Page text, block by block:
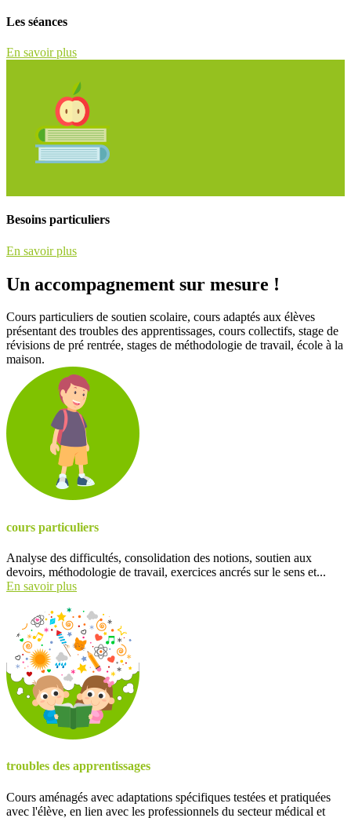
Les séances
En savoir plus
Besoins particuliers
En savoir plus
Un accompagnement sur mesure !
Cours particuliers de soutien scolaire, cours adaptés aux élèves
présentant des troubles des apprentissages, cours collectifs, stage de
révisions de pré rentrée, stages de méthodologie de travail, école à la
maison.
cours particuliers
Analyse des difficultés, consolidation des notions, soutien aux
devoirs, méthodologie de travail, exercices ancrés sur le sens et...
En savoir plus
troubles des apprentissages
Cours aménagés avec adaptations spécifiques testées et pratiquées
avec l'élève, en lien avec les professionnels du secteur médical et